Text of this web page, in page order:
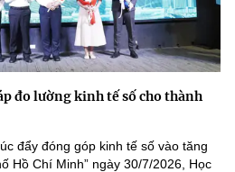
đo lường kinh tế số cho thành
đẩy đóng góp kinh tế số vào tăng
Hồ Chí Minh” ngày 30/7/2026, Học